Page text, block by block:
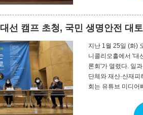
대선 캠프 초청, 국민 생명안전 대
지난 1월 25일 (화)
니콜리오홀에서 '대
론회'가 열렸다. 일
단체와 재산·산재
회는 유튜브 미디어